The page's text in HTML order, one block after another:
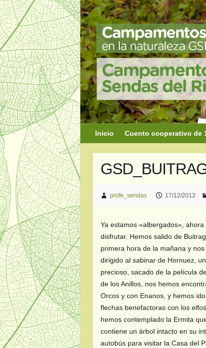
Saltar
al
contenido
Inicio Cuento cooperativo de
profe_sendas 17/12/2012
Ya estamos «albergados», ahora
disfrutar. Hemos salido de
primera hora de la mañana y
dirigido al sabinar de Hornuez,
precioso, sacado de la película
de los Anillos, nos hemos
Orcos y con Enanos, y hemos
flechas benefactoras con los
hemos contemplado la Ermita
contiene un árbol intacto en su
autobús para visitar la Casa del